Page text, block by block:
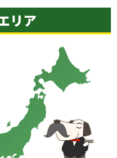
リア